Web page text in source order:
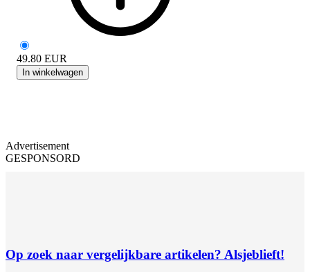
49.80 EUR
In winkelwagen
Advertisement
GESPONSORD
Op zoek naar vergelijkbare artikelen? Alsjeblieft!